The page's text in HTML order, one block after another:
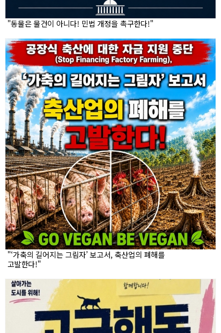
"동물은 물건이 아니다! 민법 개정을 촉구한다!"
"‘가축의 길어지는 그림자’ 보고서, 축산업의 폐해를
고발한다!"